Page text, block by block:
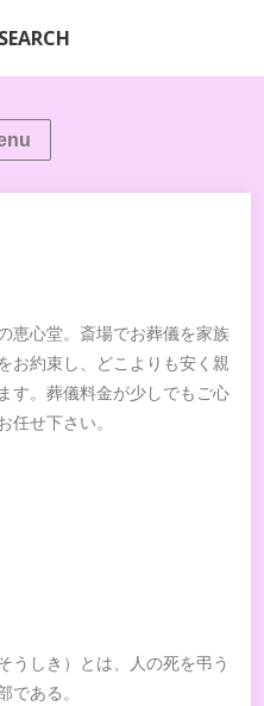
恵心堂。斎場でお葬儀を家族
お約束し、どこよりも安く親
す。葬儀料金が少しでもご心
せ下さい。
うしき）とは、人の死を弔う
ある。